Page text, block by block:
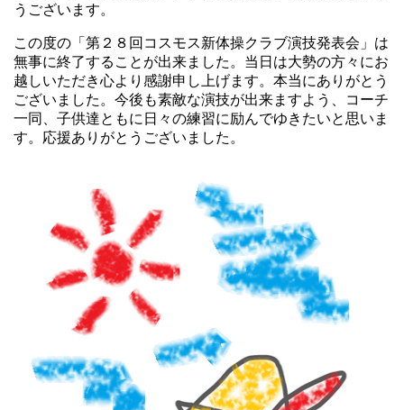
うございます。
この度の「第２８回コスモス新体操クラブ演技発表会」は
無事に終了することが出来ました。当日は大勢の方々にお
越しいただき心より感謝申し上げます。本当にありがとう
ございました。今後も素敵な演技が出来ますよう、コーチ
一同、子供達ともに日々の練習に励んでゆきたいと思いま
す。応援ありがとうございました。